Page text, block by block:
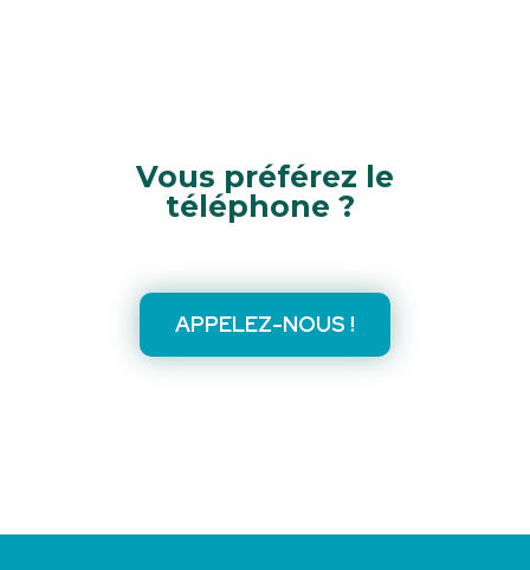
Vous préférez le
téléphone ?
APPELEZ-NOUS !